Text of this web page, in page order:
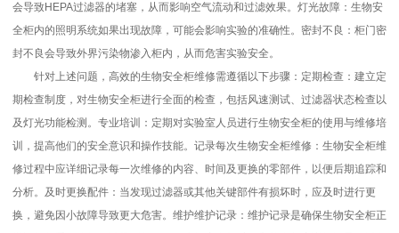
会导致HEPA过滤器的堵塞，从而影响空气流动和过滤效果。灯光故障：生物安
全柜内的照明系统如果出现故障，可能会影响实验的准确性。密封不良：柜门密
封不良会导致外界污染物渗入柜内，从而危害实验安全。
针对上述问题，高效的生物安全柜维修需遵循以下步骤：定期检查：建立定
期检查制度，对生物安全柜进行全面的检查，包括风速测试、过滤器状态检查以
及灯光功能检测。专业培训：定期对实验室人员进行生物安全柜的使用与维修培
训，提高他们的安全意识和操作技能。记录每次生物安全柜维修：生物安全柜维
修过程中应详细记录每一次维修的内容、时间及更换的零部件，以便后期追踪和
分析。及时更换配件：当发现过滤器或其他关键部件有损坏时，应及时进行更
换，避免因小故障导致更大危害。维护维护记录：维护记录是确保生物安全柜正